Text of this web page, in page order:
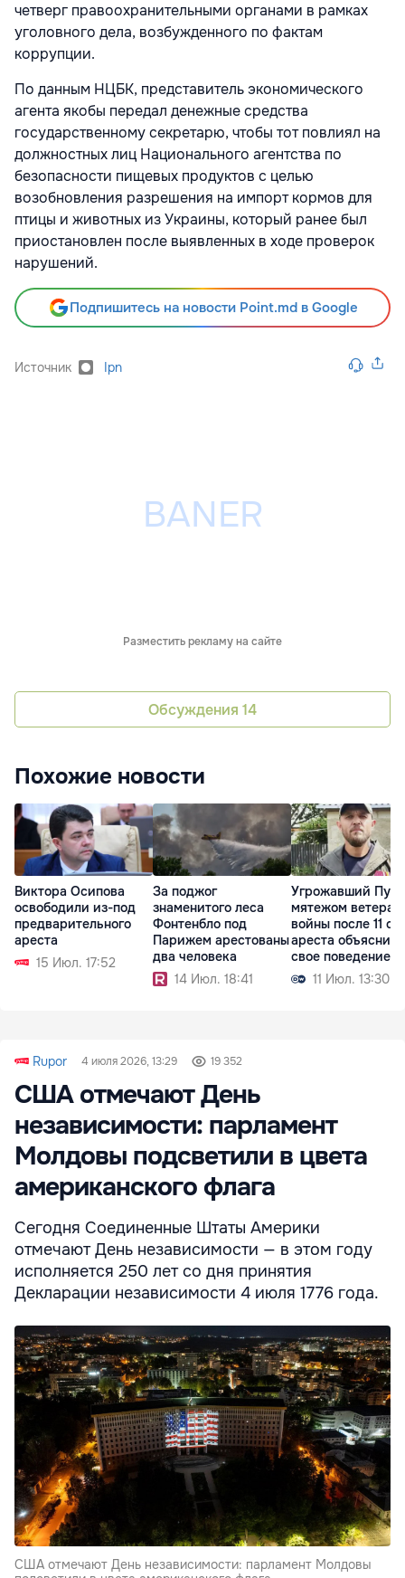
четверг правоохранительными органами в рамках
уголовного дела, возбужденного по фактам
коррупции.
По данным НЦБК, представитель экономического
агента якобы передал денежные средства
государственному секретарю, чтобы тот повлиял на
должностных лиц Национального агентства по
безопасности пищевых продуктов с целью
возобновления разрешения на импорт кормов для
птицы и животных из Украины, который ранее был
приостановлен после выявленных в ходе проверок
нарушений.
Подпишитесь на новости Point.md в Google
Источник Ipn
Разместить рекламу на сайте
Обсуждения 14
Похожие новости
Виктора Осипова
освободили из-под
предварительного
ареста
15 Июл. 17:52
За поджог
знаменитого леса
Фонтенбло под
Парижем арестованы
два человека
14 Июл. 18:41
Угрожавший
мятежом ветеран
войны после 11
ареста объяснил
свое поведение
11 Июл. 13:30
Rupor 4 июля 2026, 13:29 19 352
США отмечают День
независимости: парламент
Молдовы подсветили в цвета
американского флага
Сегодня Соединенные Штаты Америки
отмечают День независимости — в этом году
исполняется 250 лет со дня принятия
Декларации независимости 4 июля 1776 года.
США отмечают День независимости: парламент Молдовы